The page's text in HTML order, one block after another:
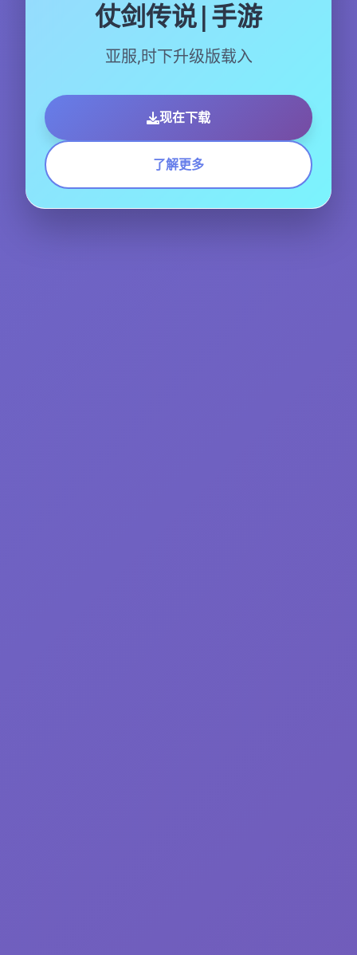
仗剑传说|手游
亚服,时下升级版载入
现在下载
了解更多